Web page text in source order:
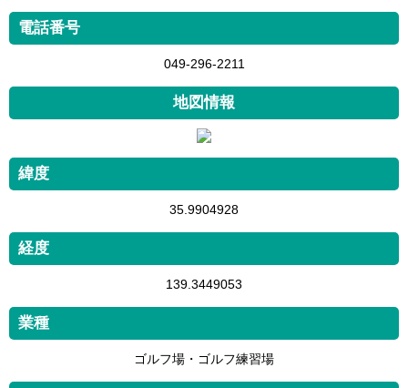
電話番号
049-296-2211
地図情報
緯度
35.9904928
経度
139.3449053
業種
ゴルフ場・ゴルフ練習場